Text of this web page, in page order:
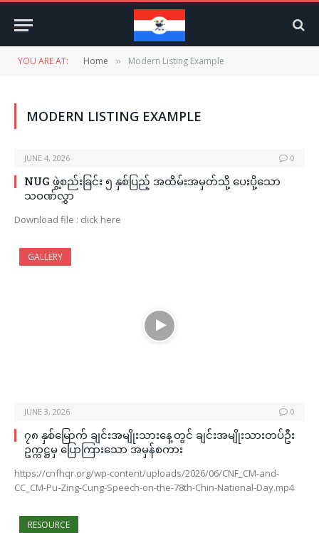
YOU ARE AT: Home » Modern Listing Example
MODERN LISTING EXAMPLE
JUNE 4, 2026 0
NUG ဖွဲ့စည်းခြင်း ၅ နှစ်ပြည့် အထိမ်းအမှတ်သို့ ပေးပို့သော
သဝဏ်လွှာ
Download file : click here
GALLERY
JUNE 3, 2026 0
၇၈ နှစ်မြောက် ချင်းအမျိုးသားနေ့တွင် ချင်းအမျိုးသားတပ်ဦး
ဥက္ကဋ္ဌမှ ပြောကြားသော အမှန်စကား
https://cnfhqr.org/wp-content/uploads/2026/06/CNF_CM-and-
CC_CM-Pu-Zing-Cung-Speech-on-the-78th-Chin-National-Day.mp4
RESOURCE